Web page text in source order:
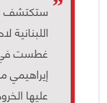
ستكتشف
اللبنانية
غطست
عليها